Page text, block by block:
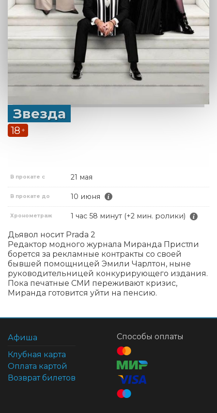
Звезда
18 +
В прокате с 21 мая
В прокате до 10 июня
Хронометраж 1 час 58 минут (+2 мин. ролики)
Дьявол носит Prada 2
Редактор модного журнала Миранда Пристли
борется за рекламные контракты со своей
бывшей помощницей Эмили Чарлтон, ныне
руководительницей конкурирующего издания.
Пока печатные СМИ переживают кризис,
Миранда готовится уйти на пенсию.
Афиша
Клубная карта
Оплата картой
Возврат билетов
Способы оплаты